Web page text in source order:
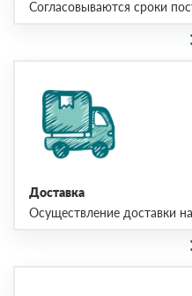
Согласовываются сроки
Доставка
Осуществление доставки